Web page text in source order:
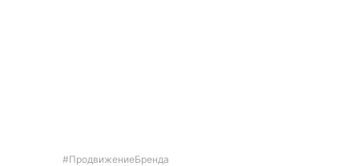
#ПродвижениеБренда